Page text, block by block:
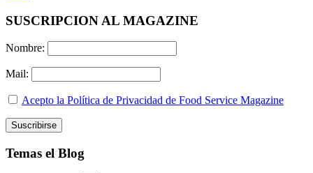
SUSCRIPCION AL MAGAZINE
Nombre:
Mail:
Acepto la Política de Privacidad de Food Service Magazine
Temas el Blog